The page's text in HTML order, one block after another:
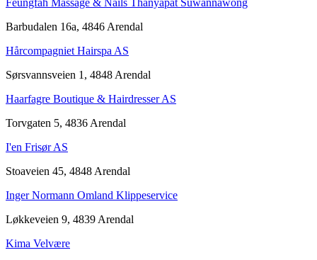
Barbudalen 16a, 4846 Arendal
Hårcompagniet Hairspa AS
Sørsvannsveien 1, 4848 Arendal
Haarfagre Boutique & Hairdresser AS
Torvgaten 5, 4836 Arendal
I'en Frisør AS
Stoaveien 45, 4848 Arendal
Inger Normann Omland Klippeservice
Løkkeveien 9, 4839 Arendal
Kima Velvære